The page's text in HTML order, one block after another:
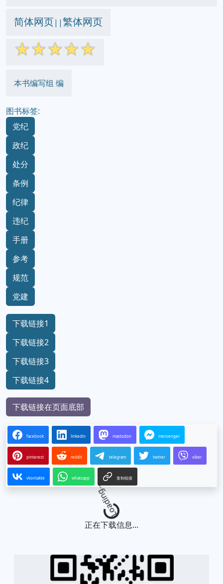
简体网页||繁体网页
☆☆☆☆☆
本书编写组 编
图书标签:
党纪
政纪
处分
条例
纪律
违纪
手册
参考
规范
党建
下载链接1
下载链接2
下载链接3
下载链接4
下载链接在页面底部
facebook linkedin mastodon messenger
pinterest reddit telegram twitter viber
vkontakte whatsapp 复制链接
Loading...
正在下载信息...